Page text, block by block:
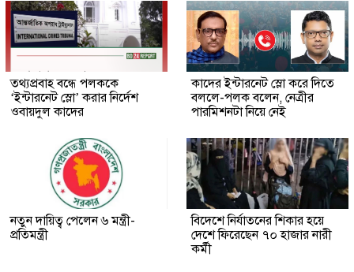
তথ্যপ্রবাহ বন্ধে পলককে
‘ইন্টারনেট স্লো’ করার নির্দেশ
ওবায়দুল কাদের
কাদের ইন্টারনেট স্লো করে দিতে
বললে-পলক বলেন, নেত্রীর
পারমিশনটা নিয়ে নেই
নতুন দায়িত্ব পেলেন ৬ মন্ত্রী-
প্রতিমন্ত্রী
বিদেশে নির্যাতনের শিকার হয়ে
দেশে ফিরেছেন ৭০ হাজার নারী
কর্মী